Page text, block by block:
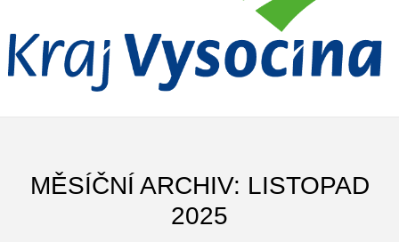
MĚSÍČNÍ ARCHIV: LISTOPAD
2025